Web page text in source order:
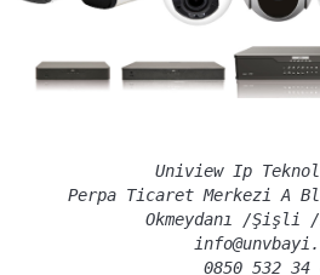
Uniview Ip
Perpa Ticaret Merkezi A
Okmeydanı /Şişli
0850 532 34